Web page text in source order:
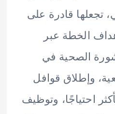
قادرة على
عبر
في
قوافل
وتوظيف